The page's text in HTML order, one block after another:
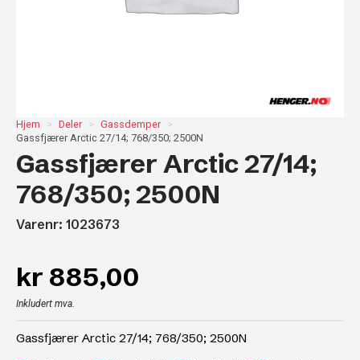
Hjem Deler
Gassdemper
Gassfjærer Arctic 27/14; 768/350; 2500N
Gassfjærer Arctic 27/14;
768/350; 2500N
Varenr: 1023673
kr 885,00
Inkludert mva.
Gassfjærer Arctic 27/14; 768/350; 2500N